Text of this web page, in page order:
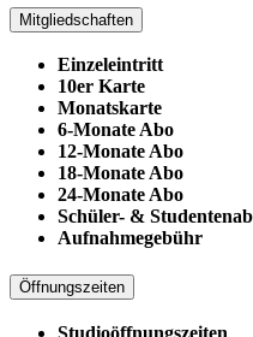
Mitgliedschaften
Einzeleintritt
10er Karte
Monatskarte
6-Monate Abo
12-Monate Abo
18-Monate Abo
24-Monate Abo
Schüler- &
Aufnahmegebühr
Öffnungszeiten
Studioöffnungszeiten